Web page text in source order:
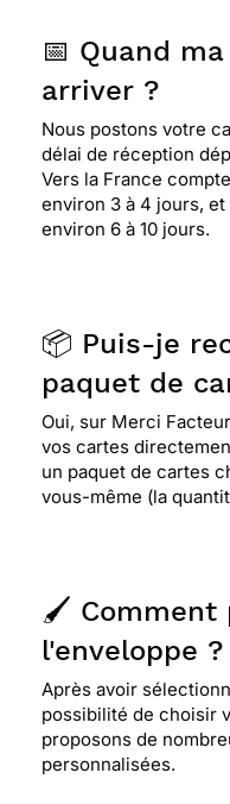
📅 Quand
arriver ?
Nous postons votre
délai de réception
Vers la France
environ 3 à 4 jours,
environ 6 à 10 jours.
📦 Puis-je
paquet de
Oui, sur Merci
vos cartes
un paquet de cartes
vous-même (la
🖌️ Comment
l'enveloppe ?
Après avoir
possibilité de choisir
proposons de
personnalisées.